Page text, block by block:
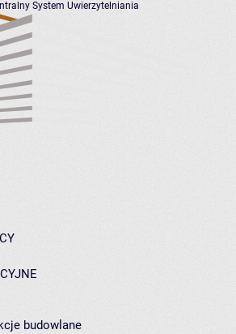
System Uwierzytelniania
budowlane